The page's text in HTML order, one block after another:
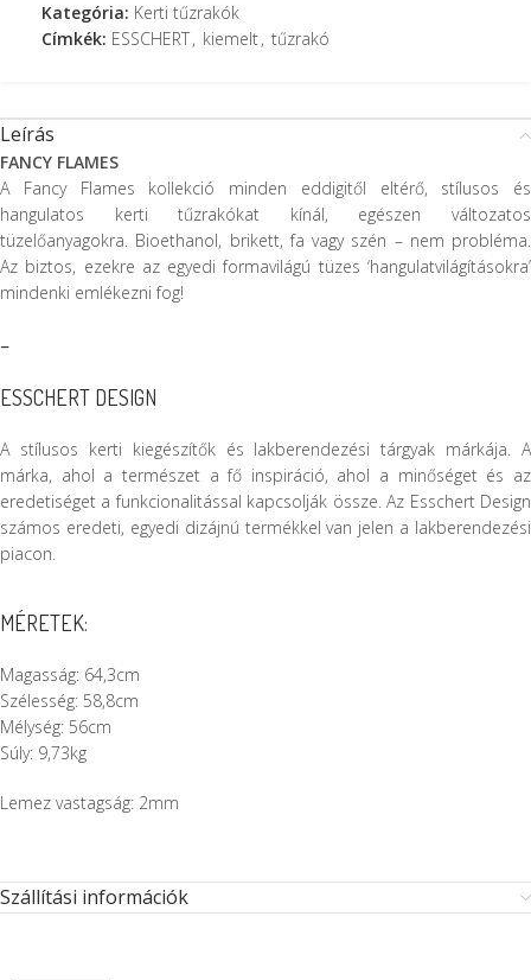
Kategória: Kerti tűzrakók
Címkék: ESSCHERT, kiemelt, tűzrakó
Leírás
FANCY FLAMES
A Fancy Flames kollekció minden eddigitől eltérő, stílusos és
hangulatos kerti tűzrakókat kínál, egészen változatos
tüzelőanyagokra. Bioethanol, brikett, fa vagy szén – nem probléma.
Az biztos, ezekre az egyedi formavilágú tüzes ‘hangulatvilágításokra’
mindenki emlékezni fog!
–
ESSCHERT DESIGN
A stílusos kerti kiegészítők és lakberendezési tárgyak márkája. A
márka, ahol a természet a fő inspiráció, ahol a minőséget és az
eredetiséget a funkcionalitással kapcsolják össze. Az Esschert Design
számos eredeti, egyedi dizájnú termékkel van jelen a lakberendezési
piacon.
MÉRETEK:
Magasság: 64,3cm
Szélesség: 58,8cm
Mélység: 56cm
Súly: 9,73kg
Lemez vastagság: 2mm
Szállítási információk